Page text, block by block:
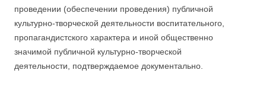
проведении (обеспечении проведения) публичной
культурно-творческой деятельности воспитательного,
пропагандистского характера и иной общественно
значимой публичной культурно-творческой
деятельности, подтверждаемое документально.